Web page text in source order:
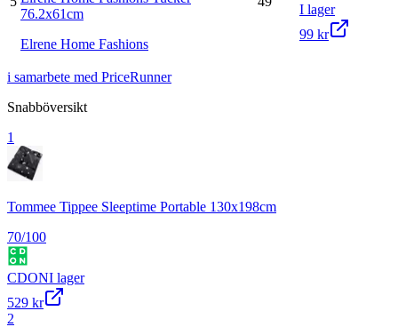
76.2x61cm
Elrene Home Fashions
I lager
99 kr
i samarbete med PriceRunner
Snabböversikt
1
Tommee Tippee Sleeptime Portable 130x198cm
70/100
CDONI lager
529 kr
2